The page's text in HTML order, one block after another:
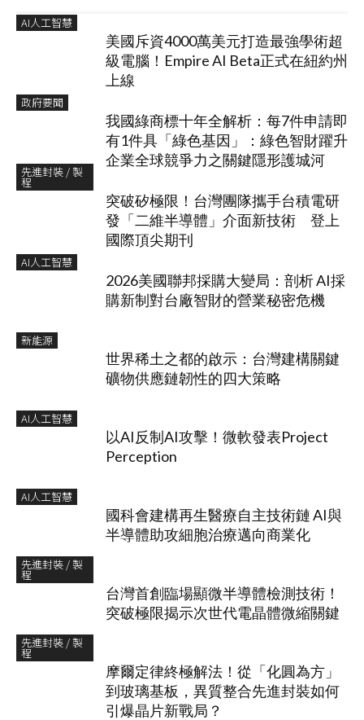
AI人工智慧
美國斥資4000萬美元打造最強學術超
級電腦！Empire AI Beta正式在紐約州
上線
政府要聞
我國綠商標十年全解析：每7件申請即
有1件具「綠色基因」：綠色智財躍升
企業全球競爭力之關鍵隱形護城河
先進封裝 / 製
程
突破矽極限！台灣團隊攜手台積電研
發「二維半導體」介面新技術 登上
國際頂尖期刊
AI人工智慧
2026美國聯邦採購大變局：剖析 AI採
購新制對台廠智財的營業秘密危機
新能源
世界稀土之都的啟示：台灣建構關鍵
礦物供應鏈韌性的四大策略
AI人工智慧
以AI反制AI攻擊！微軟發表Project
Perception
AI人工智慧
國科會建構再生醫療自主技術鏈 AI與
半導體助攻細胞治療邁向商業化
先進封裝 / 製
程
台灣首創臨場顯微半導體檢測技術！
突破極限揭示次世代電晶體微縮關鍵
先進封裝 / 製
程
摩爾定律終極解法！從「化圓為方」
到玻璃基板，異質整合先進封裝如何
引爆晶片新戰局？